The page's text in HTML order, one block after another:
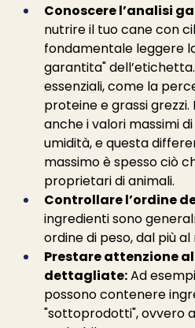
Conoscere l’analisi
nutrire il tuo cane con
fondamentale leggere
garantita"
essenziali, come la
proteine e grassi
anche i valori massimi
umidità, e questa
massimo è spesso ciò
proprietari di animali.
Controllare l’ordine
ingredienti sono
ordine di peso, dal più
Prestare attenzione
dettagliate: Ad
possono contenere
"sottoprodotti", ovvero